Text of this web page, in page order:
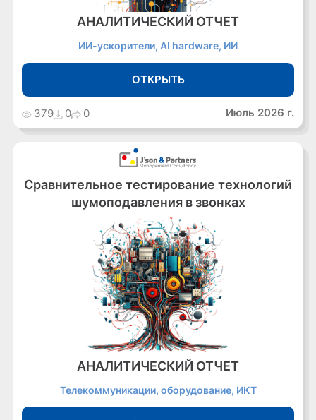
АНАЛИТИЧЕСКИЙ ОТЧЕТ
ИИ-ускорители, AI hardware, ИИ
ОТКРЫТЬ
379 0 0 Июль 2026 г.
Сравнительное тестирование технологий
шумоподавления в звонках
АНАЛИТИЧЕСКИЙ ОТЧЕТ
Телекоммуникации, оборудование, ИКТ